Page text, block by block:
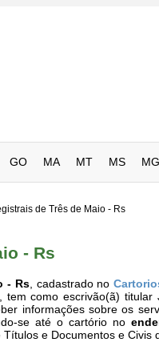
GO MA MT MS MG
de Três de Maio - Rs
- Rs
- Rs, cadastrado no
tem como escrivão(ã)
informações sobre os
se até o cartório no
e Documentos e Civis